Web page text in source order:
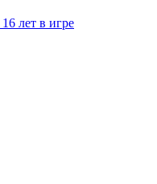
16 лет в игре